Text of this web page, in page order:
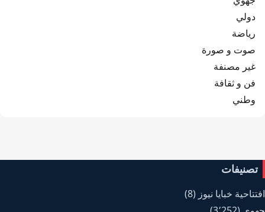
دولي
رياضة
صوت و صورة
غير مصنفة
فن و ثقافة
وطني
تصنيفات
افتتاحية خبايا نيوز (8)